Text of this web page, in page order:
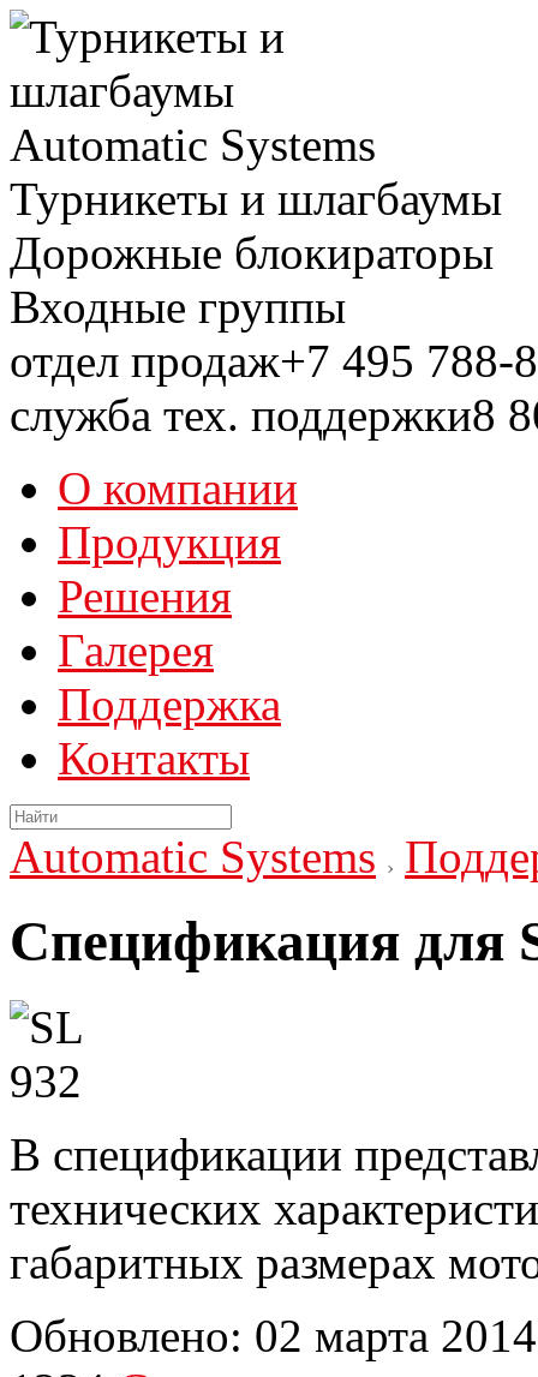
Турникеты и шлагбаумы
Дорожные блокираторы
Входные группы
отдел продаж+7 495 788-
служба тех. поддержки8
О компании
Продукция
Решения
Галерея
Поддержка
Контакты
Automatic Systems
Спецификация для
В спецификации
технических
габаритных размерах
Обновлено: 02 марта 2014